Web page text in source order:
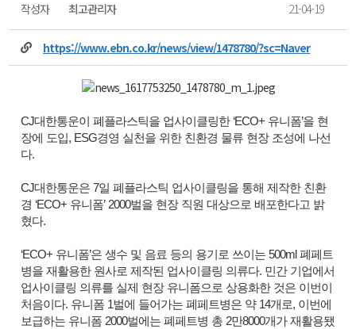
작성자 최고관리자 21-04-19
https://www.ebn.co.kr/news/view/1478780/?sc=Naver
CJ대한통운이 폐플라스틱을 업사이클링한 ‘ECO+ 유니폼’을 현
장에 도입, ESG경영 실천을 위한 친환경 물류 현장 조성에 나선
다.
CJ대한통운은 7일 폐플라스틱 업사이클링을 통해 제작한 친환
경 ‘ECO+ 유니폼’ 2000벌을 현장 직원 대상으로 배포한다고 밝
혔다.
‘ECO+ 유니폼’은 생수 및 음료 등의 용기로 쓰이는 500ml 폐페트
병을 재활용한 원사로 제작된 업사이클링 의류다. 민간 기업에서
업사이클링 의류를 실제 현장 유니폼으로 상용화한 것은 이번이
처음이다. 유니폼 1벌에 들어가는 폐페트병은 약 14개로, 이번에
보급하는 유니폼 2000벌에는 폐페트병 총 2만8000개가 재활용됐